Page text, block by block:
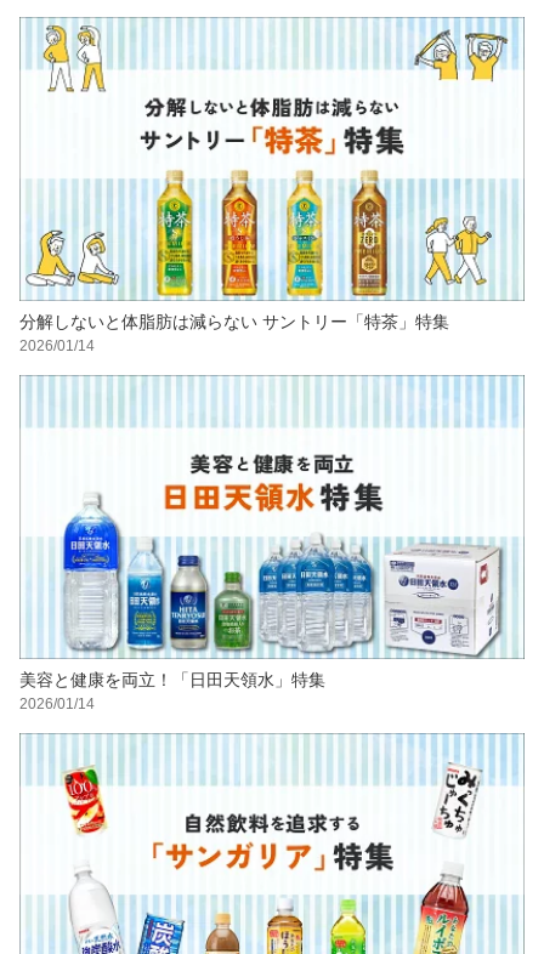
分解しないと体脂肪は減らない サントリー「特茶」特集
2026/01/14
美容と健康を両立！「日田天領水」特集
2026/01/14